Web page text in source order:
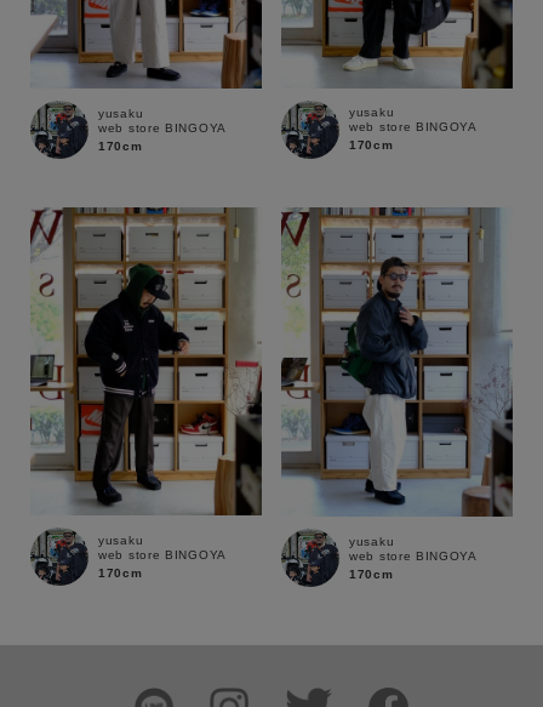
在庫
在庫あり 在庫なし含む
yusaku
web store BINGOYA
170cm
yusaku
web store BINGOYA
170cm
yusaku
web store BINGOYA
170cm
yusaku
web store BINGOYA
170cm